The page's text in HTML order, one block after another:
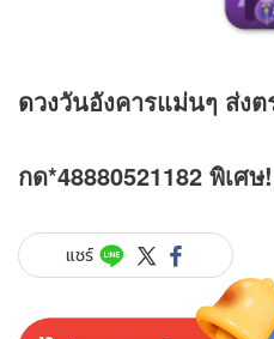
ดวงวันอังคารแม่นๆ ส่งต
กด*48880521182 พิเศ
แชร์